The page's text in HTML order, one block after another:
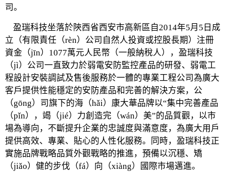
司。
盈瑞科技坐落於陝西省西安市高新區自2014年5月5日成
立（有限責任（rèn）公司自然人投資或控股長期）注冊
資金（jīn）1077萬元人民幣（一般納稅人），盈瑞科技
（jì）公司一直致力於弱電安防監控產品的研發、弱電工
程設計安裝調試及售後服務於一體的專業工程公司為廣大
客戶提供性能穩定的安防產品和完善的解決方案，公
（gōng）司旗下的海（hǎi）康大華品牌以“集中完善產品
（pǐn），竭（jié）力創造完（wán）美”的品質觀，以市
場為導向，不斷提升企業的忠誠度與滿意度，為廣大用戶
提供高效、專業、貼心的人性化服務。同時，盈瑞科技正
實施品牌戰略品質外觀戰略的推進，預備以沉穩、矯
（jiǎo）健的步伐（fá）向（xiàng）國際市場邁進。